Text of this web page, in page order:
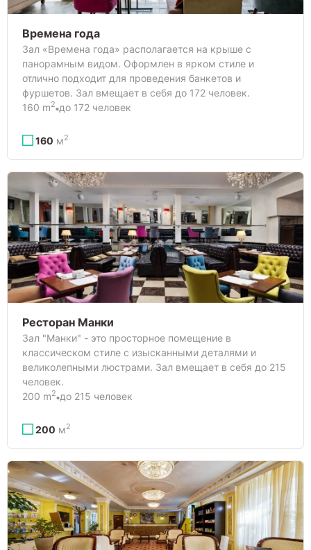
Времена года
Зал «Времена года» располагается на крыше с
панорамным видом. Оформлен в ярком стиле и
отлично подходит для проведения банкетов и
фуршетов. Зал вмещает в себя до 172 человек.
160 m2 до 172 человек
160 м2
Ресторан Манки
Зал "Манки" - это просторное помещение в
классическом стиле с изысканными деталями и
великолепными люстрами. Зал вмещает в себя до 215
человек.
200 m2 до 215 человек
200 м2